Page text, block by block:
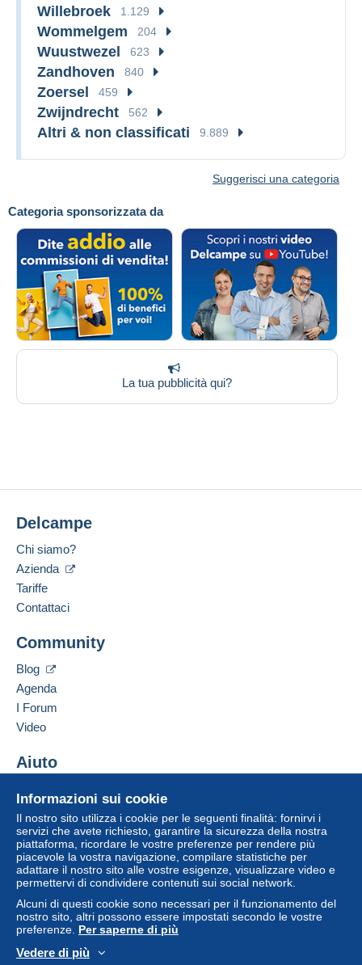
Categoria sponsorizzata da
La tua pubblicità qui?
Willebroek 1.129
Wommelgem 204
Wuustwezel 623
Zandhoven 840
Zoersel 459
Zwijndrecht 562
Altri & non classificati 9.889
Suggerisci una categoria
Informazioni sui cookie
Il nostro sito utilizza i cookie per le seguenti finalità: fornirvi i
servizi che avete richiesto, garantire la sicurezza della nostra
piattaforma, ricordare le vostre preferenze per rendere più
piacevole la vostra navigazione, compilare statistiche per
adattare il nostro sito alle vostre esigenze, visualizzare video e
permettervi di condividere contenuti sui social network.
Alcuni di questi cookie sono necessari per il funzionamento del
nostro sito, altri possono essere impostati secondo le vostre
preferenze. Per saperne di più
Vedere di più
Delcampe
Chi siamo?
Azienda
Tariffe
Contattaci
Community
Blog
Agenda
I Forum
Video
Aiuto
Acquistare su Delcampe
Vendere su Delcampe
Un sito sicuro